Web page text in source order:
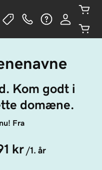
Kom godt i
domæne.
Fra
kr /1. år